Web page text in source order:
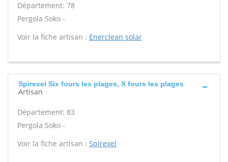
Département: 78
Pergola Soko -
Voir la fiche artisan : Enerclean solar
Spirexel Six fours les plages, X fours les plages
Artisan
Département: 83
Pergola Soko -
Voir la fiche artisan : Spirexel